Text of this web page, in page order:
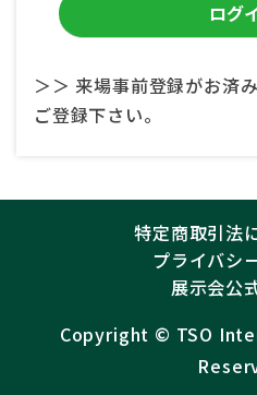
＞＞ 来場事前登録がお済
ご登録下さい。
特定商取引法
プライバシ
展示会公
Copyright ©︎ TSO